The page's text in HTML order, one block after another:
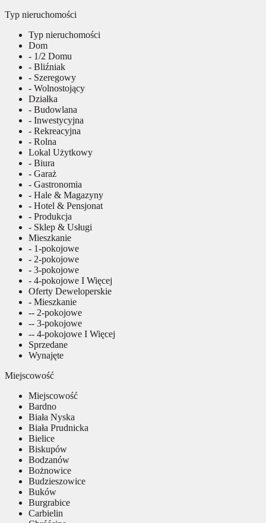
Typ nieruchomości
Typ nieruchomości
Dom
- 1/2 Domu
- Bliźniak
- Szeregowy
- Wolnostojący
Działka
- Budowlana
- Inwestycyjna
- Rekreacyjna
- Rolna
Lokal Użytkowy
- Biura
- Garaż
- Gastronomia
- Hale & Magazyny
- Hotel & Pensjonat
- Produkcja
- Sklep & Usługi
Mieszkanie
- 1-pokojowe
- 2-pokojowe
- 3-pokojowe
- 4-pokojowe I Więcej
Oferty Deweloperskie
- Mieszkanie
-- 2-pokojowe
-- 3-pokojowe
-- 4-pokojowe I Więcej
Sprzedane
Wynajęte
Miejscowość
Miejscowość
Bardno
Biała Nyska
Biała Prudnicka
Bielice
Biskupów
Bodzanów
Bożnowice
Budzieszowice
Buków
Burgrabice
Carbielin